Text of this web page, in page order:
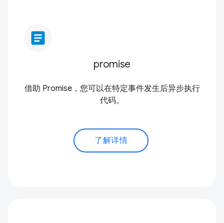
article
promise
借助 Promise，您可以在特定事件发生后异步执行
代码。
了解详情